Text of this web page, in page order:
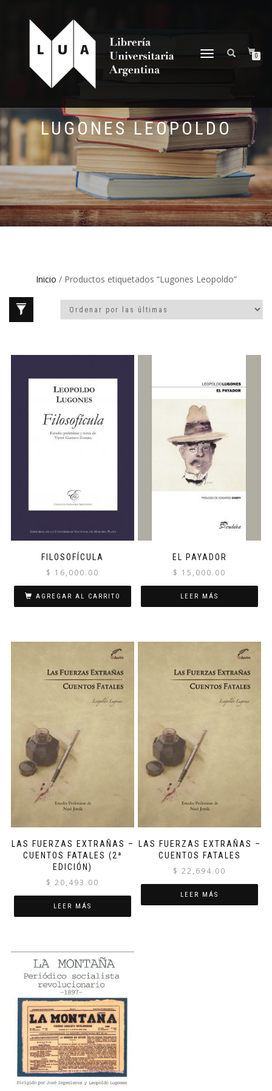
NAVEGACIÓN
0
LUGONES LEOPOLDO
Inicio / Productos etiquetados “Lugones Leopoldo”
FILOSOFÍCULA
$ 16,000.00
AGREGAR AL CARRITO
EL PAYADOR
$ 15,000.00
LEER MÁS
LAS FUERZAS EXTRAÑAS –
CUENTOS FATALES (2ª
EDICIÓN)
$ 20,493.00
LEER MÁS
LAS FUERZAS EXTRAÑAS –
CUENTOS FATALES
$ 22,694.00
LEER MÁS